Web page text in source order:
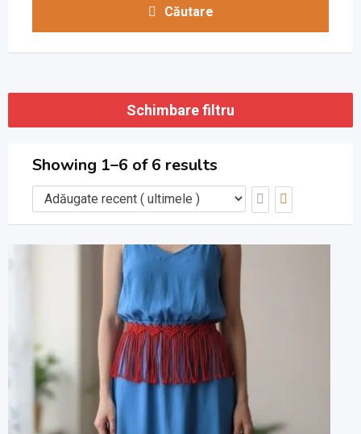
Căutare
Schimbare filtru
Showing 1–6 of 6 results